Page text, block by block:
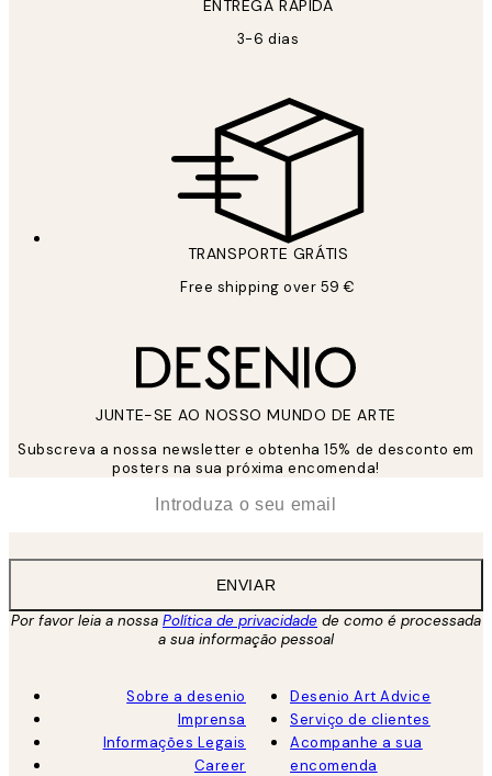
ENTREGA RÁPIDA
3-6 dias
TRANSPORTE GRÁTIS
Free shipping over 59 €
JUNTE-SE AO NOSSO MUNDO DE ARTE
Subscreva a nossa newsletter e obtenha 15% de desconto em
posters na sua próxima encomenda!
ENVIAR
Por favor leia a nossa Política de privacidade de como é processada
a sua informação pessoal
Sobre a desenio
Imprensa
Informações Legais
Career
Desenio Art Advice
Serviço de clientes
Acompanhe a sua
encomenda